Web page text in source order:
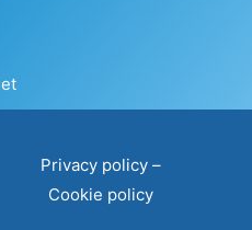
Privacy policy –
Cookie policy